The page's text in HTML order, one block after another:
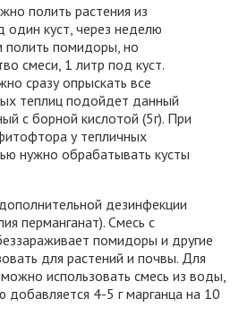
полить растения из
один куст, через неделю
полить помидоры, но
смеси, 1 литр под куст.
сразу опрыскать все
теплиц подойдет данный
с борной кислотой (5г). При
у тепличных
нужно обрабатывать кусты
дезинфекции
перманганат). Смесь с
помидоры и другие
для растений и почвы. Для
использовать смесь из воды,
4-5 г марганца на 10